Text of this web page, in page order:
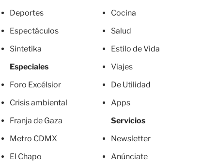
Deportes
Espectáculos
Sintetika
Especiales
Foro Excélsior
Crisis ambiental
Franja de Gaza
Metro CDMX
El Chapo
Cocina
Salud
Estilo de Vida
Viajes
De Utilidad
Apps
Servicios
Newsletter
Anúnciate